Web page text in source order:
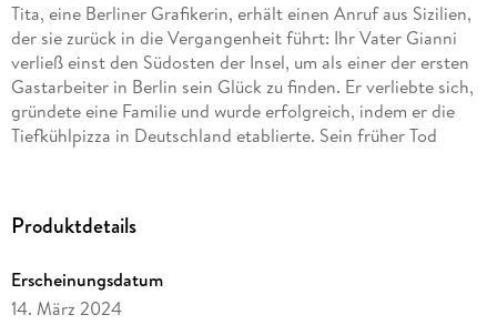
Tita, eine Berliner Grafikerin, erhält einen Anruf aus Sizilien,
der sie zurück in die Vergangenheit führt: Ihr Vater Gianni
verließ einst den Südosten der Insel, um als einer der ersten
Gastarbeiter in Berlin sein Glück zu finden. Er verliebte sich,
gründete eine Familie und wurde erfolgreich, indem er die
Tiefkühlpizza in Deutschland etablierte. Sein früher Tod
Landgut Magní, das Erinnerungen an sonnendurchglühte
Patrizia Di Stefano erzählt in diesem heiteren und
Produktdetails
Erscheinungsdatum
14. März 2024